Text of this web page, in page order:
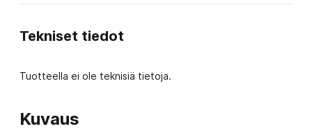
Kuvaus
Tekniset tiedot
Tuotteella ei ole teknisiä tietoja.